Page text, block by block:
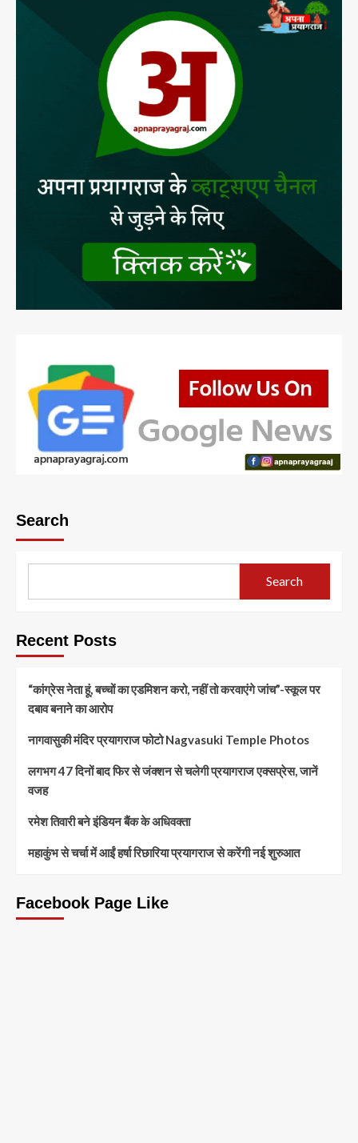
Search
Search
Recent Posts
“कांग्रेस नेता हूं, बच्चों का एडमिशन करो, नहीं तो करवाएंगे जांच”-स्कूल पर
दबाव बनाने का आरोप
नागवासुकी मंदिर प्रयागराज फोटो Nagvasuki Temple Photos
लगभग 47 दिनों बाद फिर से जंक्शन से चलेगी प्रयागराज एक्सप्रेस, जानें
वजह
रमेश तिवारी बने इंडियन बैंक के अधिवक्ता
महाकुंभ से चर्चा में आईं हर्षा रिछारिया प्रयागराज से करेंगी नई शुरुआत
Facebook Page Like